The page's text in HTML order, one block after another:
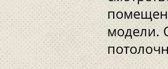
модели.